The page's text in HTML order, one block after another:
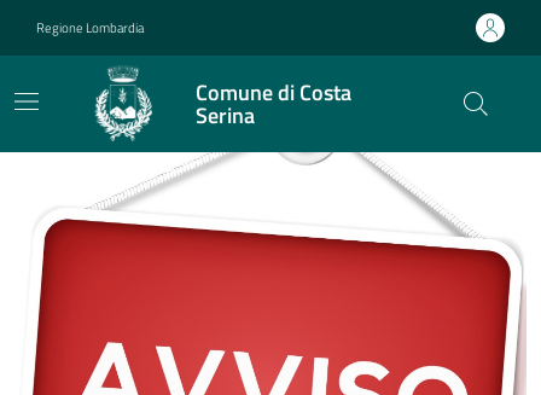
Regione Lombardia
Comune di Costa
Serina
Comune di Costa Serina